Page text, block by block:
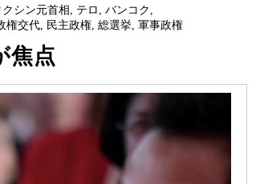
クシン元首相, テロ ,バンコク ,
権交代, 民主政権, 総選挙, 軍事政権
焦点